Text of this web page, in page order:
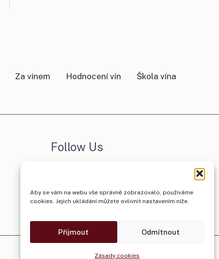
Aby se vám na webu vše správně zobrazovalo, používáme
cookies. Jejich ukládání můžete ovlivnit nastavením níže.
Přijmout Odmítnout
Zásady cookies
Za vínem Hodnocení vín Škola vína
Follow Us
Zásady cookies